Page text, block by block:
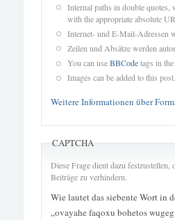
Internal paths in double quotes,
with the appropriate absolute
Internet- und E-Mail-Adressen
Zeilen und Absätze werden
You can useBBCodetags in
Images can be added to this post.
Weitere Informationen über
CAPTCHA
Diese Frage dient dazu
Beiträge zu verhindern.
Wie lautet das siebente Wort in
„ovayahe faqoxu bohetos